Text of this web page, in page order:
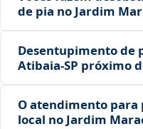
de pia no Jardim
Desentupimento de
Atibaia‑SP próximo
O atendimento
local no Jardim